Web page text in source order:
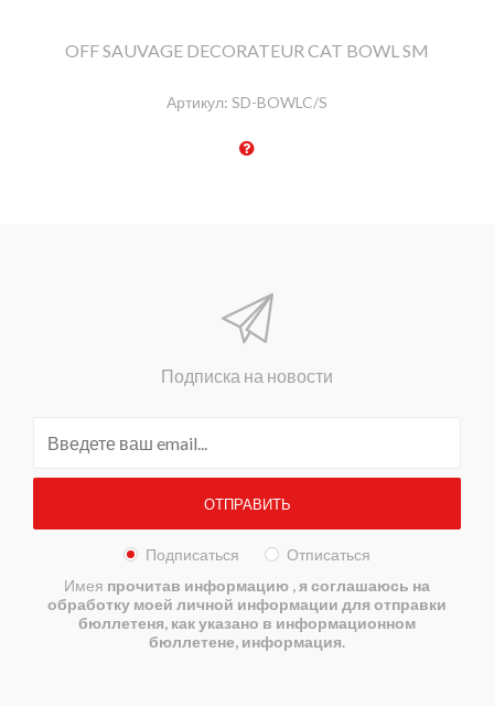
OFF SAUVAGE DECORATEUR CAT BOWL SM
Артикул: SD-BOWLC/S
Подписка на новости
Подписаться
Отписаться
Имея прочитав информацию , я соглашаюсь на
обработку моей личной информации для отправки
бюллетеня, как указано в информационном
бюллетене, информация.